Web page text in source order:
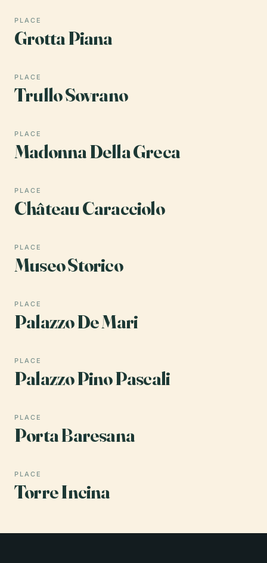
PLACE
Grotta Piana
PLACE
Trullo Sovrano
PLACE
Madonna Della Greca
PLACE
Château Caracciolo
PLACE
Museo Storico
PLACE
Palazzo De Mari
PLACE
Palazzo Pino Pascali
PLACE
Porta Baresana
PLACE
Torre Incina